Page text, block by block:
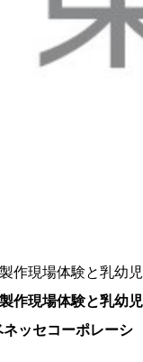
作現場体験と乳幼児
作現場体験と乳幼児
ッセコーポレーシ